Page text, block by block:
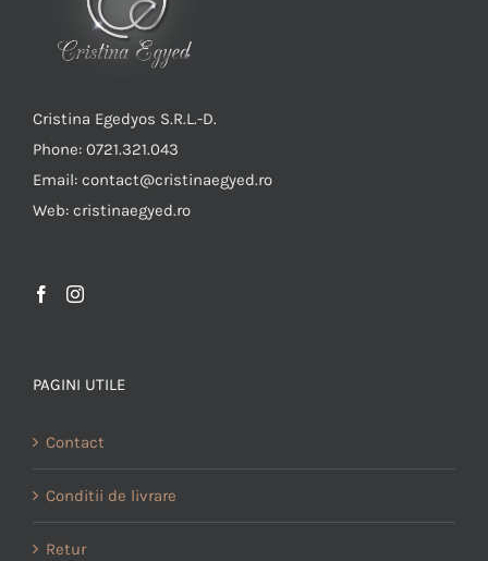
Cristina Egedyos S.R.L.-D.
Phone: 0721.321.043
Email: contact@cristinaegyed.ro
Web: cristinaegyed.ro
PAGINI UTILE
Contact
Conditii de livrare
Retur